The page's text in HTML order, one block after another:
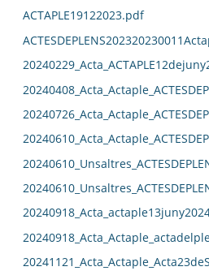
ACTAPLE19122023.pdf